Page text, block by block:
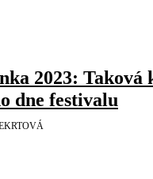
2023: Taková
dne festivalu